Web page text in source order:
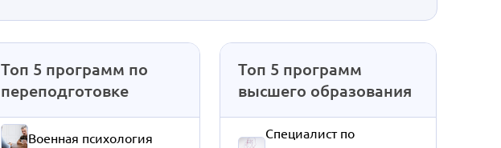
Топ 5 программ по
переподготовке
Военная психология
Топ 5 программ
высшего образования
Специалист по